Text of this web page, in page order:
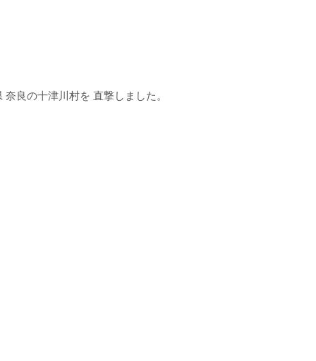
良の十津川村を 直撃しました。